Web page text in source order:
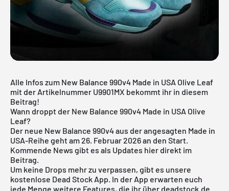
Alle Infos zum New Balance 990v4 Made in USA Olive Leaf
mit der Artikelnummer U9901MX bekommt ihr in diesem
Beitrag!
Wann droppt der New Balance 990v4 Made in USA Olive
Leaf?
Der neue New Balance 990v4 aus der angesagten Made in
USA-Reihe geht am 26. Februar 2026 an den Start.
Kommende News gibt es als Updates hier direkt im
Beitrag.
Um keine Drops mehr zu verpassen, gibt es unsere
kostenlose Dead Stock App. In der App erwarten euch
jede Menge weitere Features, die ihr über deadstock.de